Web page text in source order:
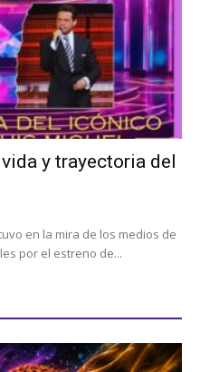
y trayectoria del
en la mira de los medios de
por el estreno de...